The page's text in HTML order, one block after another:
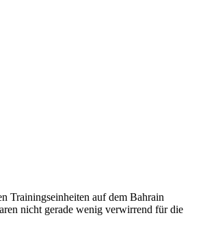
Trainingseinheiten auf dem Bahrain
nicht gerade wenig verwirrend für die